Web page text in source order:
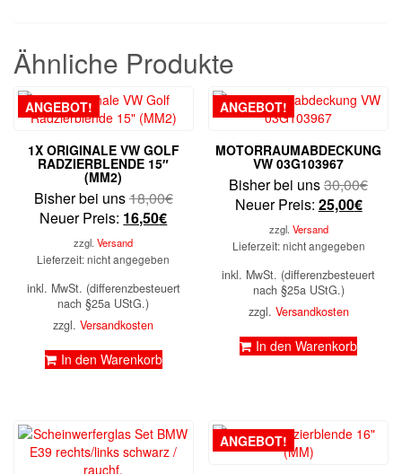
Ähnliche Produkte
ANGEBOT!
1X ORIGINALE VW GOLF
RADZIERBLENDE 15″
(MM2)
Bisher bei uns18,00€Ursprünglicher
Neuer Preis: 16,50€Aktueller
ist:
zzgl.Versand
Lieferzeit: nicht angegeben
inkl. MwSt. (differenzbesteuert
nach §25a UStG.)
zzgl.Versandkosten
In den Warenkorb
ANGEBOT!
MOTORRAUMABDECKUNG
VW 03G103967
Bisher bei uns30,00€
Neuer Preis: 25,00€
ist:
zzgl. Versand
Lieferzeit: nicht angegeben
inkl. MwSt. (differenzbesteuert
nach §25a UStG.)
zzgl. Versandkosten
In den Warenkorb
ANGEBOT!